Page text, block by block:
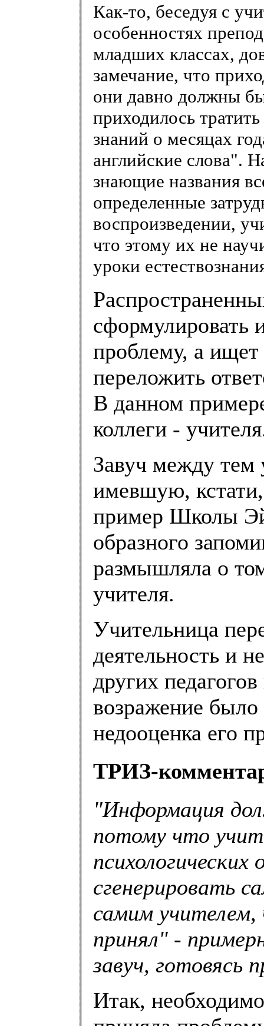
Как-то, беседуя с
особенностях
младших классах,
замечание, что
они давно должны
приходилось
знаний о месяцах
английские слова".
знающие названия
определенные
воспроизведении,
что этому их не
уроки
сформулировать
проблему, а
переложить
В данном
коллеги -
Завуч между тем
имевшую,
пример Школы
образного
размышляла о
учителя.
Учительница
деятельность и
других
возражение
недооценка его
ТРИЗ-
"Информация
потому что
сгенерировать
самим учителем,
принял" -
завуч, готовясь
Итак,